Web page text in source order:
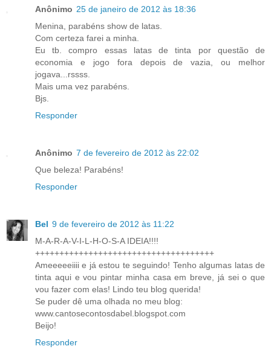
Anônimo 25 de janeiro de 2012 às 18:36
Menina, parabéns show de latas.
Com certeza farei a minha.
Eu tb. compro essas latas de tinta por questão de
economia e jogo fora depois de vazia, ou melhor
jogava...rssss.
Mais uma vez parabéns.
Bjs.
Responder
Anônimo 7 de fevereiro de 2012 às 22:02
Que beleza! Parabéns!
Responder
Bel 9 de fevereiro de 2012 às 11:22
M-A-R-A-V-I-L-H-O-S-A IDEIA!!!!
+++++++++++++++++++++++++++++++++++++
Ameeeeeiiii e já estou te seguindo! Tenho algumas latas de
tinta aqui e vou pintar minha casa em breve, já sei o que
vou fazer com elas! Lindo teu blog querida!
Se puder dê uma olhada no meu blog:
www.cantosecontosdabel.blogspot.com
Beijo!
Responder